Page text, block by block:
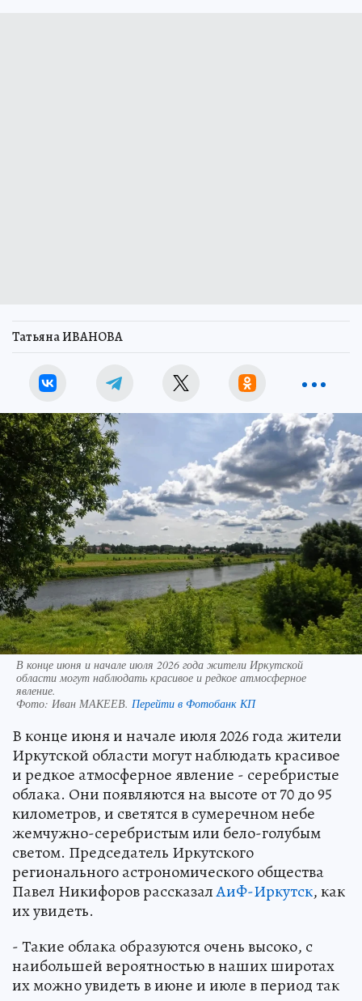
Татьяна ИВАНОВА
В конце июня и начале июля 2026 года жители Иркутской
области могут наблюдать красивое и редкое атмосферное
явление.
Фото: Иван МАКЕЕВ. Перейти в Фотобанк КП
В конце июня и начале июля 2026 года жители
Иркутской области могут наблюдать красивое
и редкое атмосферное явление - серебристые
облака. Они появляются на высоте от 70 до 95
километров, и светятся в сумеречном небе
жемчужно-серебристым или бело-голубым
светом. Председатель Иркутского
регионального астрономического общества
Павел Никифоров рассказалАиФ-Иркутск, как
их увидеть.
- Такие облака образуются очень высоко, с
наибольшей вероятностью в наших широтах
их можно увидеть в июне и июле в период так